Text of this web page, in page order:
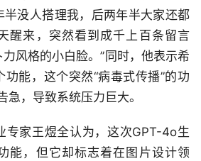
半没人搭理我，后两年半大家还都
醒来，突然看到成千上百条留言
风格的小白脸。”同时，他表示希
能，这个突然“病毒式传播”的功
急，导致系统压力巨大。
专家王煜全认为，这次GPT-4o生
能，但它却标志着在图片设计领